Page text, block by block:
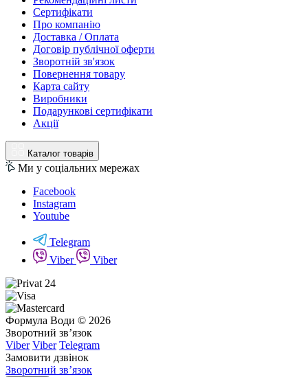
Сертифікати
Про компанію
Доставка / Оплата
Договір публічної оферти
Зворотній зв'язок
Повернення товару
Карта сайту
Виробники
Подарункові сертифікати
Акції
Каталог товарів
Ми у соціальних мережах
Facebook
Instagram
Youtube
Telegram
Viber
Viber
Формула Води © 2026
Зворотний зв’язок
Viber Viber Telegram
Замовити дзвінок
Зворотний зв’язок